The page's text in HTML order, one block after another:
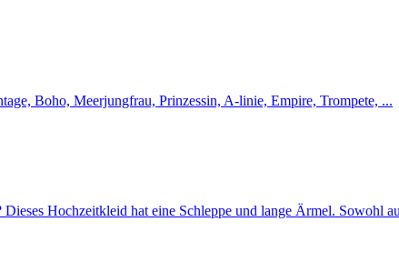
Boho, Meerjungfrau, Prinzessin, A-linie, Empire, Trompete, ...
Hochzeitkleid hat eine Schleppe und lange Ärmel. Sowohl